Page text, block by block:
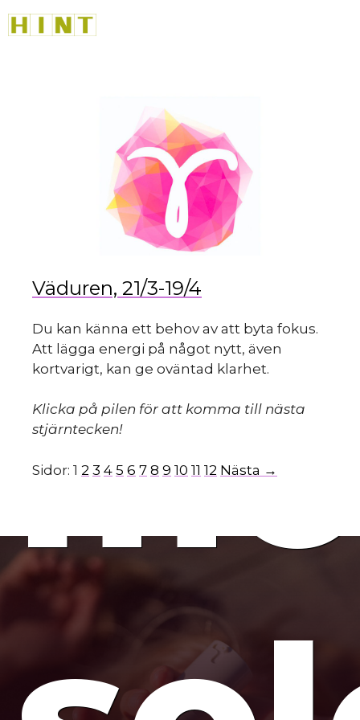
till
Väduren, 21/3-19/4
Du kan känna ett behov av att byta fokus.
Att lägga energi på något nytt, även
kortvarigt, kan ge oväntad klarhet.
Klicka på pilen för att komma till nästa
stjärntecken!
Sidor: 1 2 3 4 5 6 7 8 9 10 11 12 Nästa →